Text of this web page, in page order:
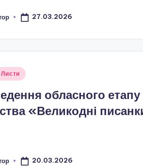
в
и
Р
і
н
27.03.2026
Листи
обласного етапу
«Великодні
20.03.2026